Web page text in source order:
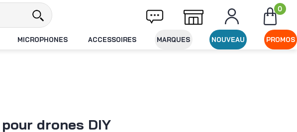
Livraison offerte dès 49€ d'achat 0
MICROPHONES ACCESSOIRES MARQUES NOUVEAU PROMOS
drones DIY